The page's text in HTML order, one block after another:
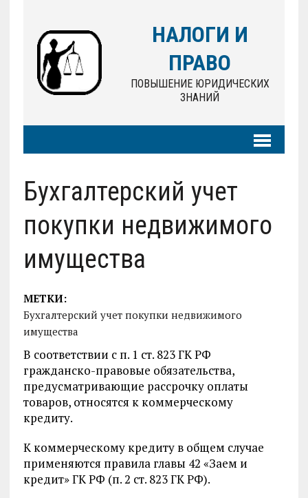
НАЛОГИ И
ПРАВО
ПОВЫШЕНИЕ ЮРИДИЧЕСКИХ
ЗНАНИЙ
Бухгалтерский учет
покупки недвижимого
имущества
МЕТКИ:
Бухгалтерский учет покупки недвижимого
имущества
В соответствии с п. 1 ст. 823 ГК РФ
гражданско-правовые обязательства,
предусматривающие рассрочку оплаты
товаров, относятся к коммерческому
кредиту.
К коммерческому кредиту в общем случае
применяются правила главы 42 «Заем и
кредит» ГК РФ (п. 2 ст. 823 ГК РФ).